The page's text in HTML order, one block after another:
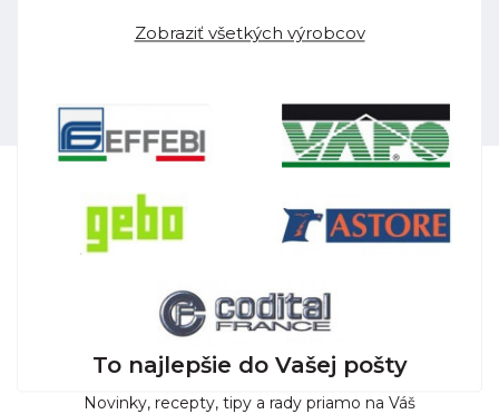
Zobraziť všetkých výrobcov
To najlepšie do Vašej pošty
Novinky, recepty, tipy a rady priamo na Váš